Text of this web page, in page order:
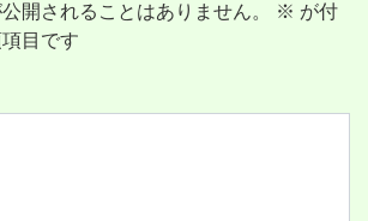
開されることはありません。 ※ が付
目です